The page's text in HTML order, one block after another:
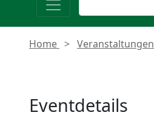
Home Veranstaltungen
Eventdetails